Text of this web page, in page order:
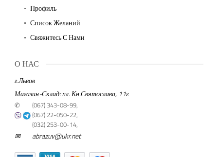
Профиль
Список Желаний
Свяжитесь С Нами
О НАС
г.Львов
Магазин-Склад: пл. Кн.Святослава, 11г
✆
(067) 343-08-99,
(067) 22-050-22,
(032) 253-00-14,
✉ abrazuv@ukr.net